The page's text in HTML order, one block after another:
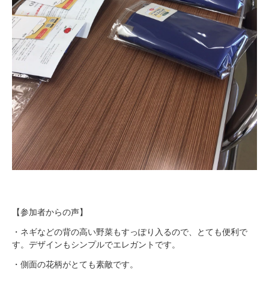
【参加者からの声】
・ネギなどの背の高い野菜もすっぽり入るので、とても便利で
す。デザインもシンプルでエレガントです。
・側面の花柄がとても素敵です。